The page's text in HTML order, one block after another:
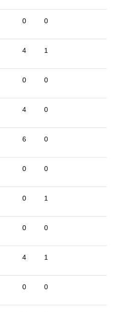
0 0
4 1
0 0
4 0
6 0
0 0
0 1
0 0
4 1
0 0